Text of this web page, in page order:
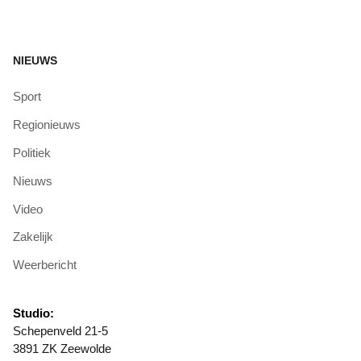
NIEUWS
Sport
Regionieuws
Politiek
Nieuws
Video
Zakelijk
Weerbericht
Studio:
Schepenveld 21-5
3891 ZK Zeewolde